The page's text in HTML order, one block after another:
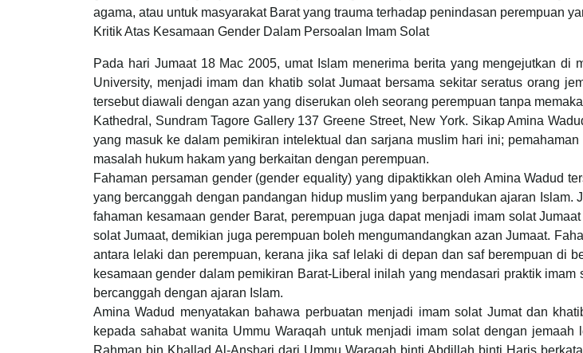
agama, atau untuk masyarakat Barat yang trauma terhadap penindasan perempuan
Kritik Atas Kesamaan Gender Dalam Persoalan Imam Solat
Pada hari Jumaat 18 Mac 2005, umat Islam menerima berita yang mengejutkan
University, menjadi imam dan khatib solat Jumaat bersama sekitar seratus orang
tersebut diawali dengan azan yang diserukan oleh seorang perempuan tanpa
Kathedral, Sundram Tagore Gallery 137 Greene Street, New York. Sikap Amina
yang masuk ke dalam pemikiran intelektual dan sarjana muslim hari ini;
masalah hukum hakam yang berkaitan dengan perempuan.
Fahaman persaman gender (gender equality) yang dipaktikkan oleh Amina Wadud
yang bercanggah dengan pandangan hidup muslim yang berpandukan ajaran
fahaman kesamaan gender Barat, perempuan juga dapat menjadi imam solat
solat Jumaat, demikian juga perempuan boleh mengumandangkan azan Jumaat.
antara lelaki dan perempuan, kerana jika saf lelaki di depan dan saf berempuan di
kesamaan gender dalam pemikiran Barat-Liberal inilah yang mendasari praktik
bercanggah dengan ajaran Islam.
Amina Wadud menyatakan bahawa perbuatan menjadi imam solat Jumat dan
kepada sahabat wanita Ummu Waraqah untuk menjadi imam solat dengan
Rahman bin Khallad Al-Anshari dari Ummu Waraqah binti Abdillah binti Haris